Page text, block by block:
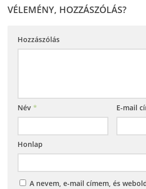
VÉLEMÉNY, HOZZÁSZÓLÁS?
Hozzászólás
Név * E-mail
Honlap
A nevem, e-mail címem, és